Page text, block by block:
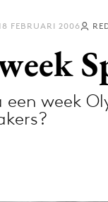
FEBRUARI 2006
week